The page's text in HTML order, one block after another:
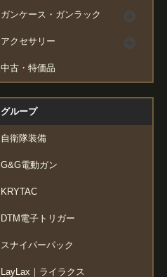
ガンケース・ガンラック
アクセサリー
中古・特価品
グループ
自衛隊装備
G&G電動ガン
KRYTAC
DTM電子トリガー
スナイパーパック
LayLax｜ライラクス